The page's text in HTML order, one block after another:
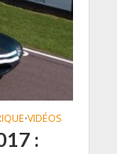
•VIDÉOS
: